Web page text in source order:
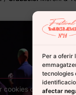
Per a oferir
tecnologies
afectar
de